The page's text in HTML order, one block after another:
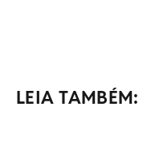
LEIA TAMBÉM: